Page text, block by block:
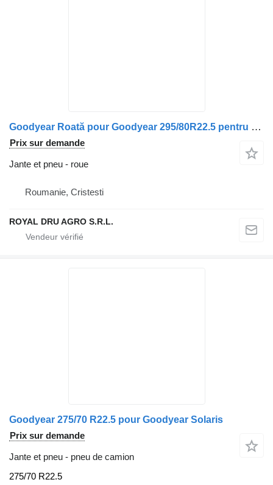
Goodyear Roată pour Goodyear 295/80R22.5 pentru Volvo
Prix sur demande
Jante et pneu - roue
Roumanie, Cristesti
ROYAL DRU AGRO S.R.L.
Goodyear 275/70 R22.5 pour Goodyear Solaris
Prix sur demande
Jante et pneu - pneu de camion
275/70 R22.5